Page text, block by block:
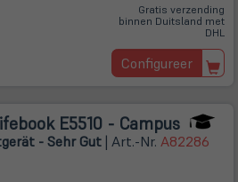
Gratis verzending
binnen Duitsland met
DHL
Configureer
E5510 - Campus
- Sehr Gut | Art.-Nr. A82286